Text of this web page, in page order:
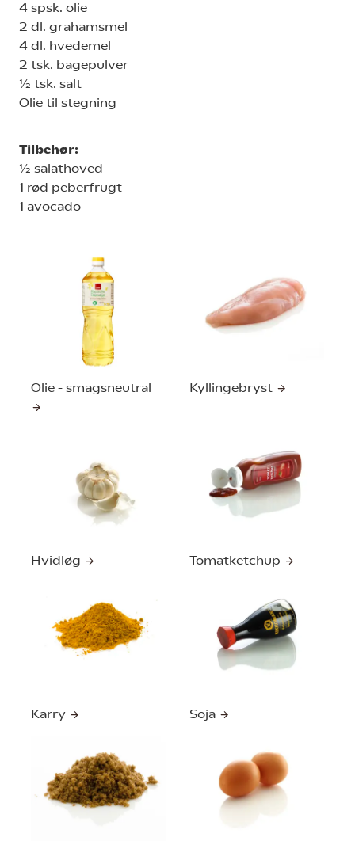
4 spsk. olie
2 dl. grahamsmel
4 dl. hvedemel
2 tsk. bagepulver
½ tsk. salt
Olie til stegning
Tilbehør:
½ salathoved
1 rød peberfrugt
1 avocado
Olie - smagsneutral Kyllingebryst
Hvidløg Tomatketchup
Karry Soja